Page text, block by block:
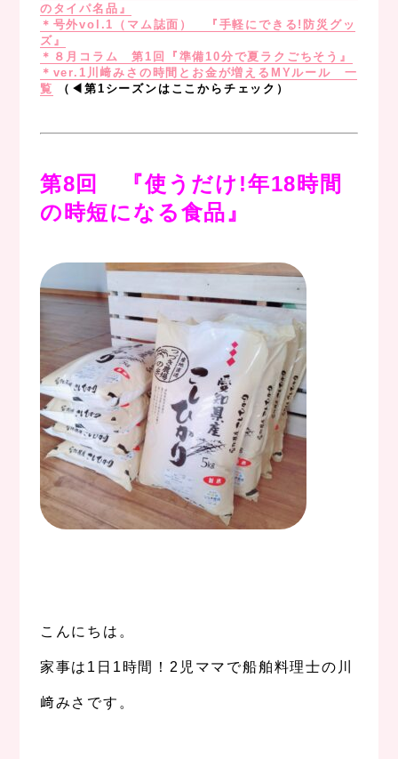
のタイパ名品』
＊号外vol.1（マム誌面） 『手軽にできる!防災グッ
ズ』
＊８月コラム 第1回『準備10分で夏ラクごちそう』
＊ver.1川﨑みさの時間とお金が増えるMYルール 一
覧
（◀︎第1シーズンはここからチェック）
第8回
『使うだけ!年18時間
の時短になる食品』
こんにちは。
家事は1日1時間！2児ママで船舶料理士の川
﨑みさです。